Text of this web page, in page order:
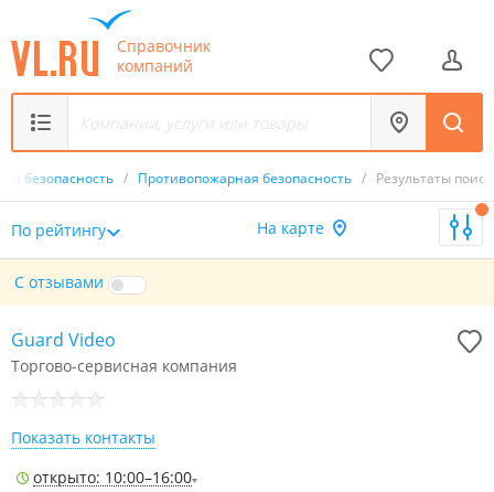
Справочник
компаний
и безопасность / Противопожарная безопасность / Результаты
По рейтингу На карте
С отзывами
Guard Video
Торгово-сервисная компания
Показать контакты
открыто: 10:00–16:00